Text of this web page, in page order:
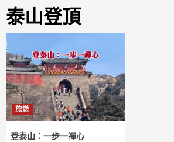
泰山登頂
旅遊
登泰山：一步一禪心